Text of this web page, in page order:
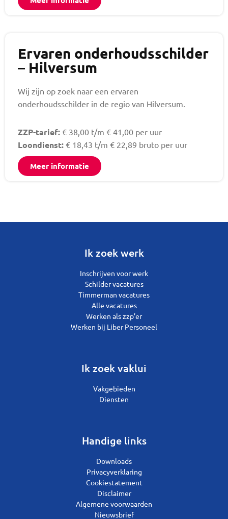
Ervaren onderhoudsschilder
– Hilversum
Wij zijn op zoek naar een ervaren
onderhoudsschilder in de regio van Hilversum.
ZZP-tarief: € 38,00 t/m € 41,00 per uur
Loondienst: € 18,43 t/m € 22,89 bruto per uur
Meer informatie
Ik zoek werk
Inschrijven voor werk
Schilder vacatures
Timmerman vacatures
Alle vacatures
Werken als zzp’er
Werken bij Liber Personeel
Ik zoek vaklui
Vakgebieden
Diensten
Handige links
Downloads
Privacyverklaring
Cookiestatement
Disclaimer
Algemene voorwaarden
Nieuwsbrief